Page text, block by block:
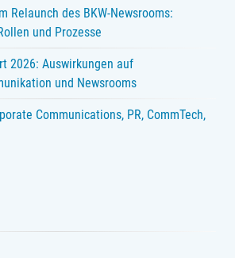
Relaunch des BKW-Newsrooms:
und Prozesse
2026: Auswirkungen auf
und Newsrooms
Communications, PR, CommTech,